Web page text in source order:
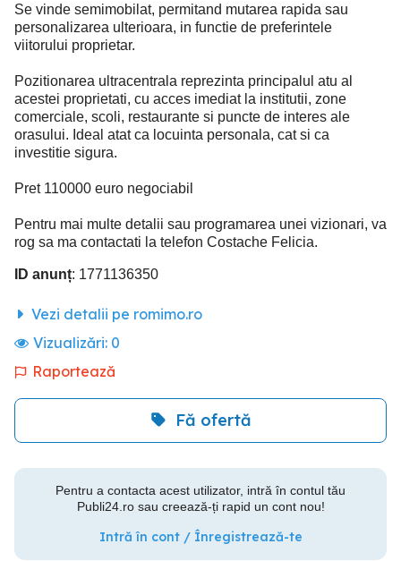
Se vinde semimobilat, permitand mutarea rapida sau
personalizarea ulterioara, in functie de preferintele
viitorului proprietar.
Pozitionarea ultracentrala reprezinta principalul atu al
acestei proprietati, cu acces imediat la institutii, zone
comerciale, scoli, restaurante si puncte de interes ale
orasului. Ideal atat ca locuinta personala, cat si ca
investitie sigura.
Pret 110000 euro negociabil
Pentru mai multe detalii sau programarea unei vizionari, va
rog sa ma contactati la telefon Costache Felicia.
ID anunț: 1771136350
Vezi detalii pe romimo.ro
Vizualizări: 0
Raportează
Fă ofertă
Pentru a contacta acest utilizator, intră în contul tău
Publi24.ro sau creează-ți rapid un cont nou!
Intră în cont / Înregistrează-te